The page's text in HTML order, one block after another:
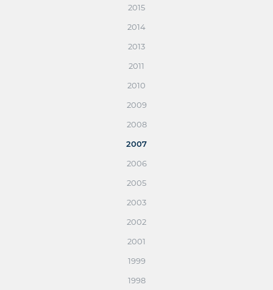
2015
2014
2013
2011
2010
2009
2008
2007
2006
2005
2003
2002
2001
1999
1998